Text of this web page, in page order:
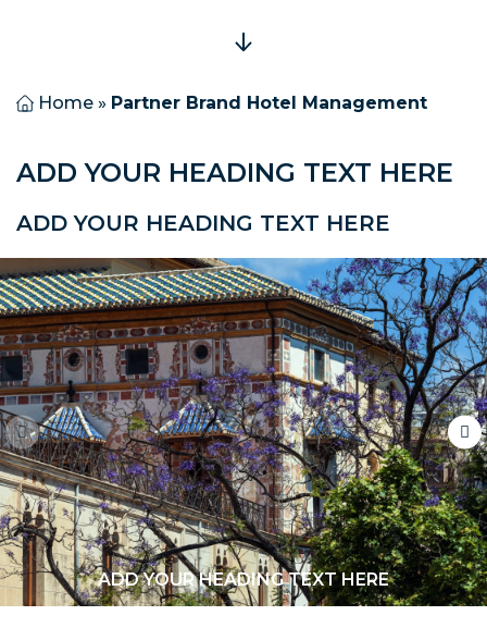
Home » Partner Brand Hotel Management
ADD YOUR HEADING TEXT HERE
ADD YOUR HEADING TEXT HERE
ADD YOUR HEADING TEXT HERE